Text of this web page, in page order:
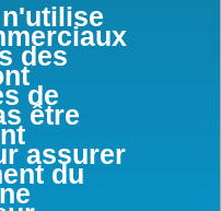
des
de
être
assurer
du